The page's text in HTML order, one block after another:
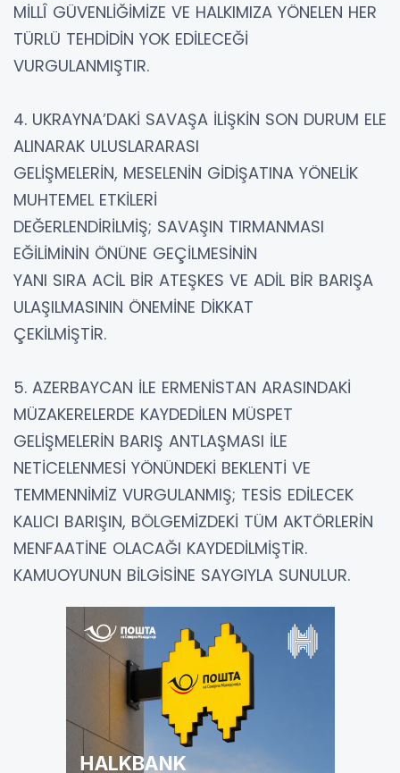
MİLLÎ GÜVENLİĞİMİZE VE HALKIMIZA YÖNELEN HER
TÜRLÜ TEHDİDİN YOK EDİLECEĞİ
VURGULANMIŞTIR.
4. UKRAYNA’DAKİ SAVAŞA İLİŞKİN SON DURUM ELE
ALINARAK ULUSLARARASI
GELİŞMELERİN, MESELENİN GİDİŞATINA YÖNELİK
MUHTEMEL ETKİLERİ
DEĞERLENDİRİLMİŞ; SAVAŞIN TIRMANMASI
EĞİLİMİNİN ÖNÜNE GEÇİLMESİNİN
YANI SIRA ACİL BİR ATEŞKES VE ADİL BİR BARIŞA
ULAŞILMASININ ÖNEMİNE DİKKAT
ÇEKİLMİŞTİR.
5. AZERBAYCAN İLE ERMENİSTAN ARASINDAKİ
MÜZAKERELERDE KAYDEDİLEN MÜSPET
GELİŞMELERİN BARIŞ ANTLAŞMASI İLE
NETİCELENMESİ YÖNÜNDEKİ BEKLENTİ VE
TEMMENNİMİZ VURGULANMIŞ; TESİS EDİLECEK
KALICI BARIŞIN, BÖLGEMİZDEKİ TÜM AKTÖRLERİN
MENFAATİNE OLACAĞI KAYDEDİLMİŞTİR.
KAMUOYUNUN BİLGİSİNE SAYGIYLA SUNULUR.